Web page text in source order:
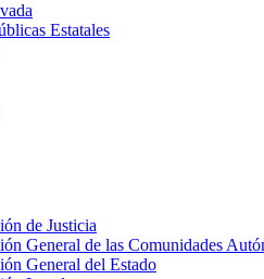
Estatales
de Justicia
General de las Comunidades
General del Estado